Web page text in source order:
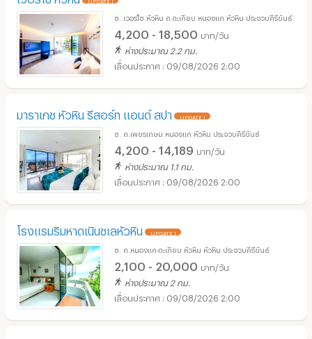
ซ. เวอร์โซ หัวหิน ถ.ตะเกียบ หนองแก หัวหิน ประจวบคีรีขันธ์
4,200 - 18,500 บาท/วัน
ห่างประมาณ 2.2 กม.
09/08/2026 2:00
มาราเกช หัวหิน รีสอร์ท แอนด์ สปา UPDATE !
ซ. ถ.เพชรเกษม หนองแก หัวหิน ประจวบคีรีขันธ์
4,200 - 14,189 บาท/วัน
ห่างประมาณ 1.1 กม.
09/08/2026 2:00
โรงแรมริมหาดเนินชเลหัวหิน UPDATE !
ซ. ถ.หนองแก-ตะเกียบ หัวหิน หัวหิน ประจวบคีรีขันธ์
2,100 - 20,000 บาท/วัน
ห่างประมาณ 2 กม.
09/08/2026 2:00